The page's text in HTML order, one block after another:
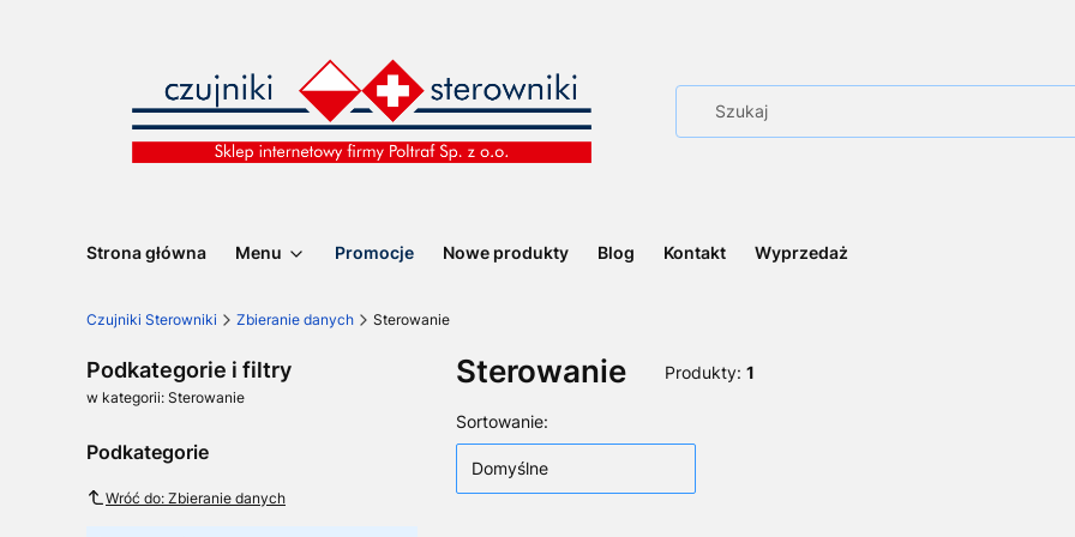
Strona główna Menu Promocje Nowe produkty Blog Kontakt Wyprzedaż
Czujniki Sterowniki Zbieranie danych Sterowanie
Podkategorie i filtry
w kategorii: Sterowanie
Podkategorie
Wróć do: Zbieranie danych
Sterowanie Produkty: 1
Lista produktów
Sortowanie:
Domyślne